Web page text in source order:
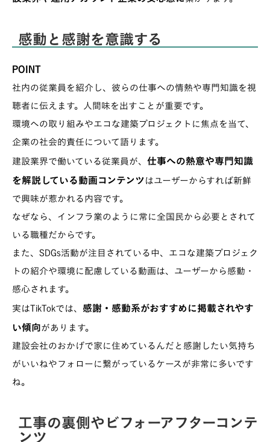
感動と感謝を意識する
POINT
社内の従業員を紹介し、彼らの仕事への情熱や専門知識を視
聴者に伝えます。人間味を出すことが重要です。
環境への取り組みやエコな建築プロジェクトに焦点を当て、
企業の社会的責任について語ります。
建設業界で働いている従業員が、 仕事への熱意や専門知識
を解説している動画コンテンツはユーザーからすれば新鮮
で興味が惹かれる内容です。
なぜなら、インフラ業のように常に全国民から必要とされて
いる職種だからです。
また、SDGs活動が注目されている中、エコな建築プロジェク
トの紹介や環境に配慮している動画は、ユーザーから感動・
感心されます。
実はTikTokでは、 感謝・感動系がおすすめに掲載されやす
い傾向があります。
建設会社のおかげで家に住めているんだと感謝したい気持ち
がいいねやフォローに繋がっているケースが非常に多いです
ね。
工事の裏側やビフォーアフターコンテ
ンツ